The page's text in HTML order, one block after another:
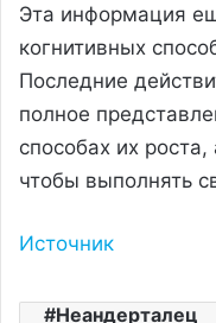
Эта информация
когнитивных
Последние
полное
способах их
чтобы выполнять
Источник
Неандерталец